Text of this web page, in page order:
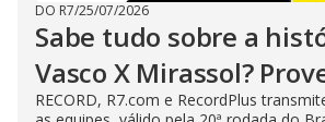
DO R7/25/07/2026
Sabe tudo sobre a
Vasco X Mirassol?
RECORD, R7.com e RecordPlus